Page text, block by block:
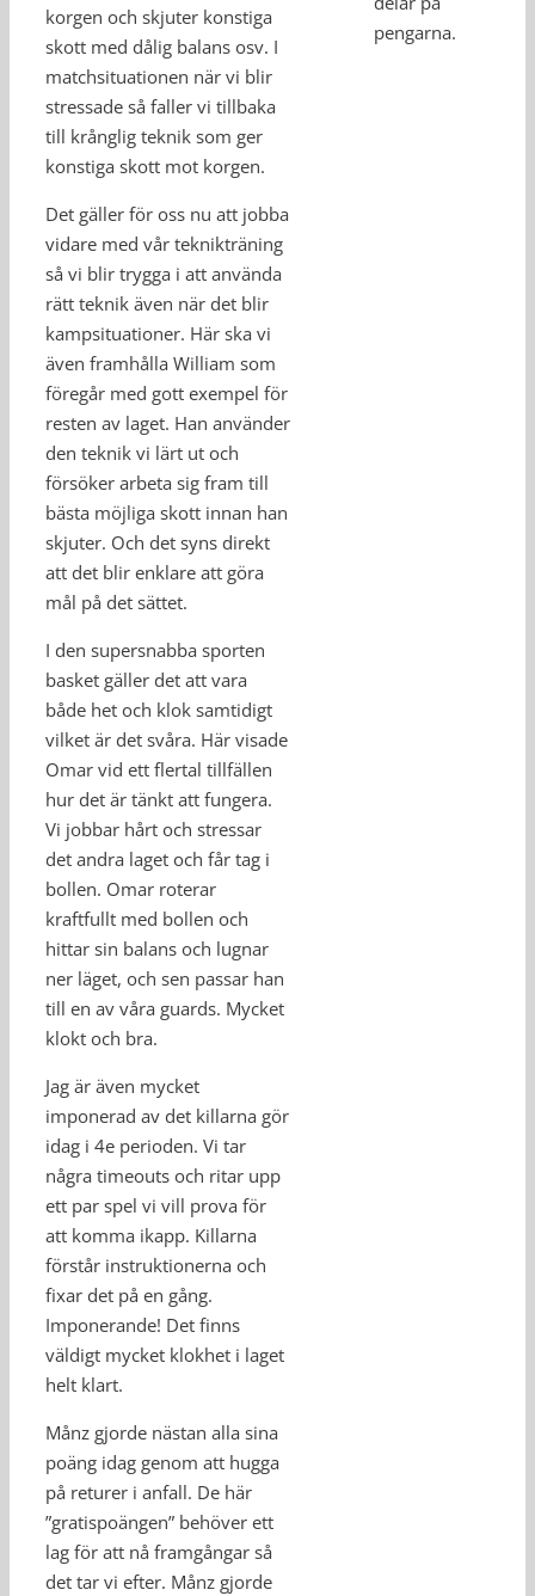
korgen och skjuter konstiga
skott med dålig balans osv. I
matchsituationen när vi blir
stressade så faller vi tillbaka
till krånglig teknik som ger
konstiga skott mot korgen.
Det gäller för oss nu att jobba
vidare med vår teknikträning
så vi blir trygga i att använda
rätt teknik även när det blir
kampsituationer. Här ska vi
även framhålla William som
föregår med gott exempel för
resten av laget. Han använder
den teknik vi lärt ut och
försöker arbeta sig fram till
bästa möjliga skott innan han
skjuter. Och det syns direkt
att det blir enklare att göra
mål på det sättet.
I den supersnabba sporten
basket gäller det att vara
både het och klok samtidigt
vilket är det svåra. Här visade
Omar vid ett flertal tillfällen
hur det är tänkt att fungera.
Vi jobbar hårt och stressar
det andra laget och får tag i
bollen. Omar roterar
kraftfullt med bollen och
hittar sin balans och lugnar
ner läget, och sen passar han
till en av våra guards. Mycket
klokt och bra.
Jag är även mycket
imponerad av det killarna gör
idag i 4e perioden. Vi tar
några timeouts och ritar upp
ett par spel vi vill prova för
att komma ikapp. Killarna
förstår instruktionerna och
fixar det på en gång.
Imponerande! Det finns
väldigt mycket klokhet i laget
helt klart.
Månz gjorde nästan alla sina
poäng idag genom att hugga
på returer i anfall. De här
”gratispoängen” behöver ett
lag för att nå framgångar så
det tar vi efter. Månz gjorde
pengarna.